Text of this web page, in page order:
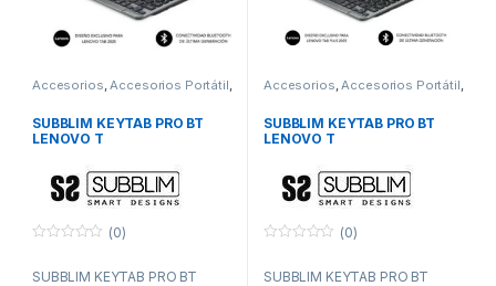
Accesorios,Accesorios Portátil,
SUBBLIM KEYTAB PRO BT
LENOVO T
u
(0)
SUBBLIM KEYTAB PRO BT
Accesorios,Accesorios Portátil,
SUBBLIM KEYTAB PRO BT
LENOVO T
u
(0)
SUBBLIM KEYTAB PRO BT